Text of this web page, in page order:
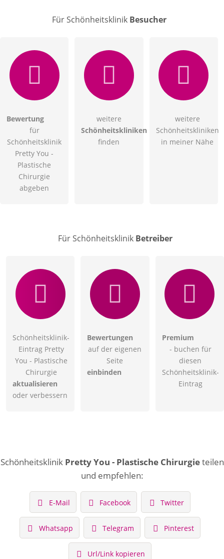
Für Schönheitsklinik Besucher
Bewertung
für
Schönheitsklinik
Pretty You -
Plastische
Chirurgie
abgeben
weitere
Schönheitskliniken
finden
weitere
Schönheitskliniken
in meiner Nähe
Für Schönheitsklinik Betreiber
Schönheitsklinik-
Eintrag Pretty
You - Plastische
Chirurgie
aktualisieren
oder verbessern
Bewertungen
auf der eigenen
Seite
einbinden
Premium
- buchen für
diesen
Schönheitsklinik-
Eintrag
Schönheitsklinik Pretty You - Plastische Chirurgieteilen
und empfehlen:
E-Mail Facebook Twitter
Whatsapp Telegram Pinterest
Url/Link kopieren